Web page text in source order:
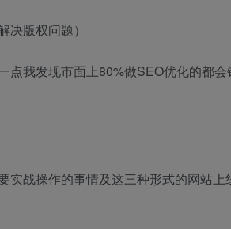
版权问题）
我发现市面上80%做SEO优化的都
战操作的事情及这三种形式的网站